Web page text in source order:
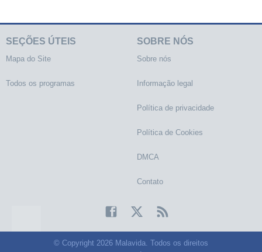
SEÇÕES ÚTEIS
Mapa do Site
Todos os programas
SOBRE NÓS
Sobre nós
Informação legal
Política de privacidade
Política de Cookies
DMCA
Contato
© Copyright 2026 Malavida. Todos os direitos